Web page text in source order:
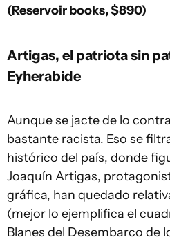
(Reservoir books, $890)
Artigas, el patriota sin
Eyherabide
Aunque se jacte de lo
bastante racista. Eso se
histórico del país, donde
Joaquín Artigas,
gráfica, han quedado
(mejor lo ejemplifica el
Blanes del Desembarco de